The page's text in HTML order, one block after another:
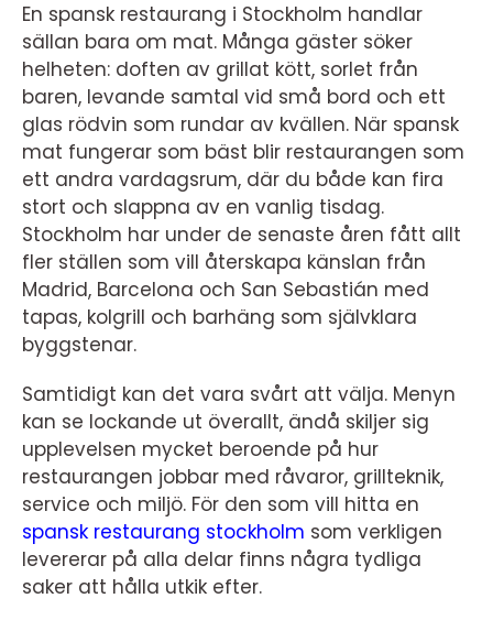
En spansk restaurang i Stockholm handlar
sällan bara om mat. Många gäster söker
helheten: doften av grillat kött, sorlet från
baren, levande samtal vid små bord och ett
glas rödvin som rundar av kvällen. När spansk
mat fungerar som bäst blir restaurangen som
ett andra vardagsrum, där du både kan fira
stort och slappna av en vanlig tisdag.
Stockholm har under de senaste åren fått allt
fler ställen som vill återskapa känslan från
Madrid, Barcelona och San Sebastián med
tapas, kolgrill och barhäng som självklara
byggstenar.
Samtidigt kan det vara svårt att välja. Menyn
kan se lockande ut överallt, ändå skiljer sig
upplevelsen mycket beroende på hur
restaurangen jobbar med råvaror, grillteknik,
service och miljö. För den som vill hitta en
spansk restaurang stockholm som verkligen
levererar på alla delar finns några tydliga
saker att hålla utkik efter.